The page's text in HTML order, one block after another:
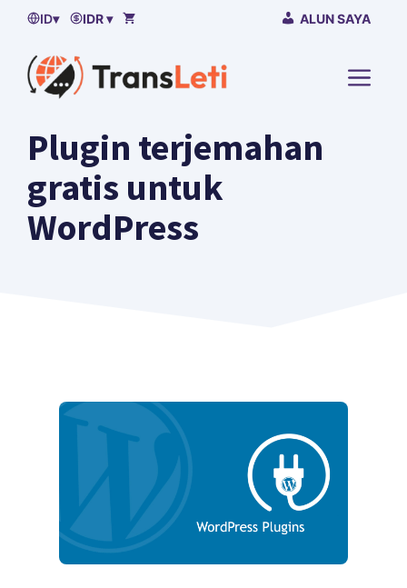
LewatiID▾ IDR ▾ ALUN SAYA
MENU
Plugin terjemahan
gratis untuk
WordPress